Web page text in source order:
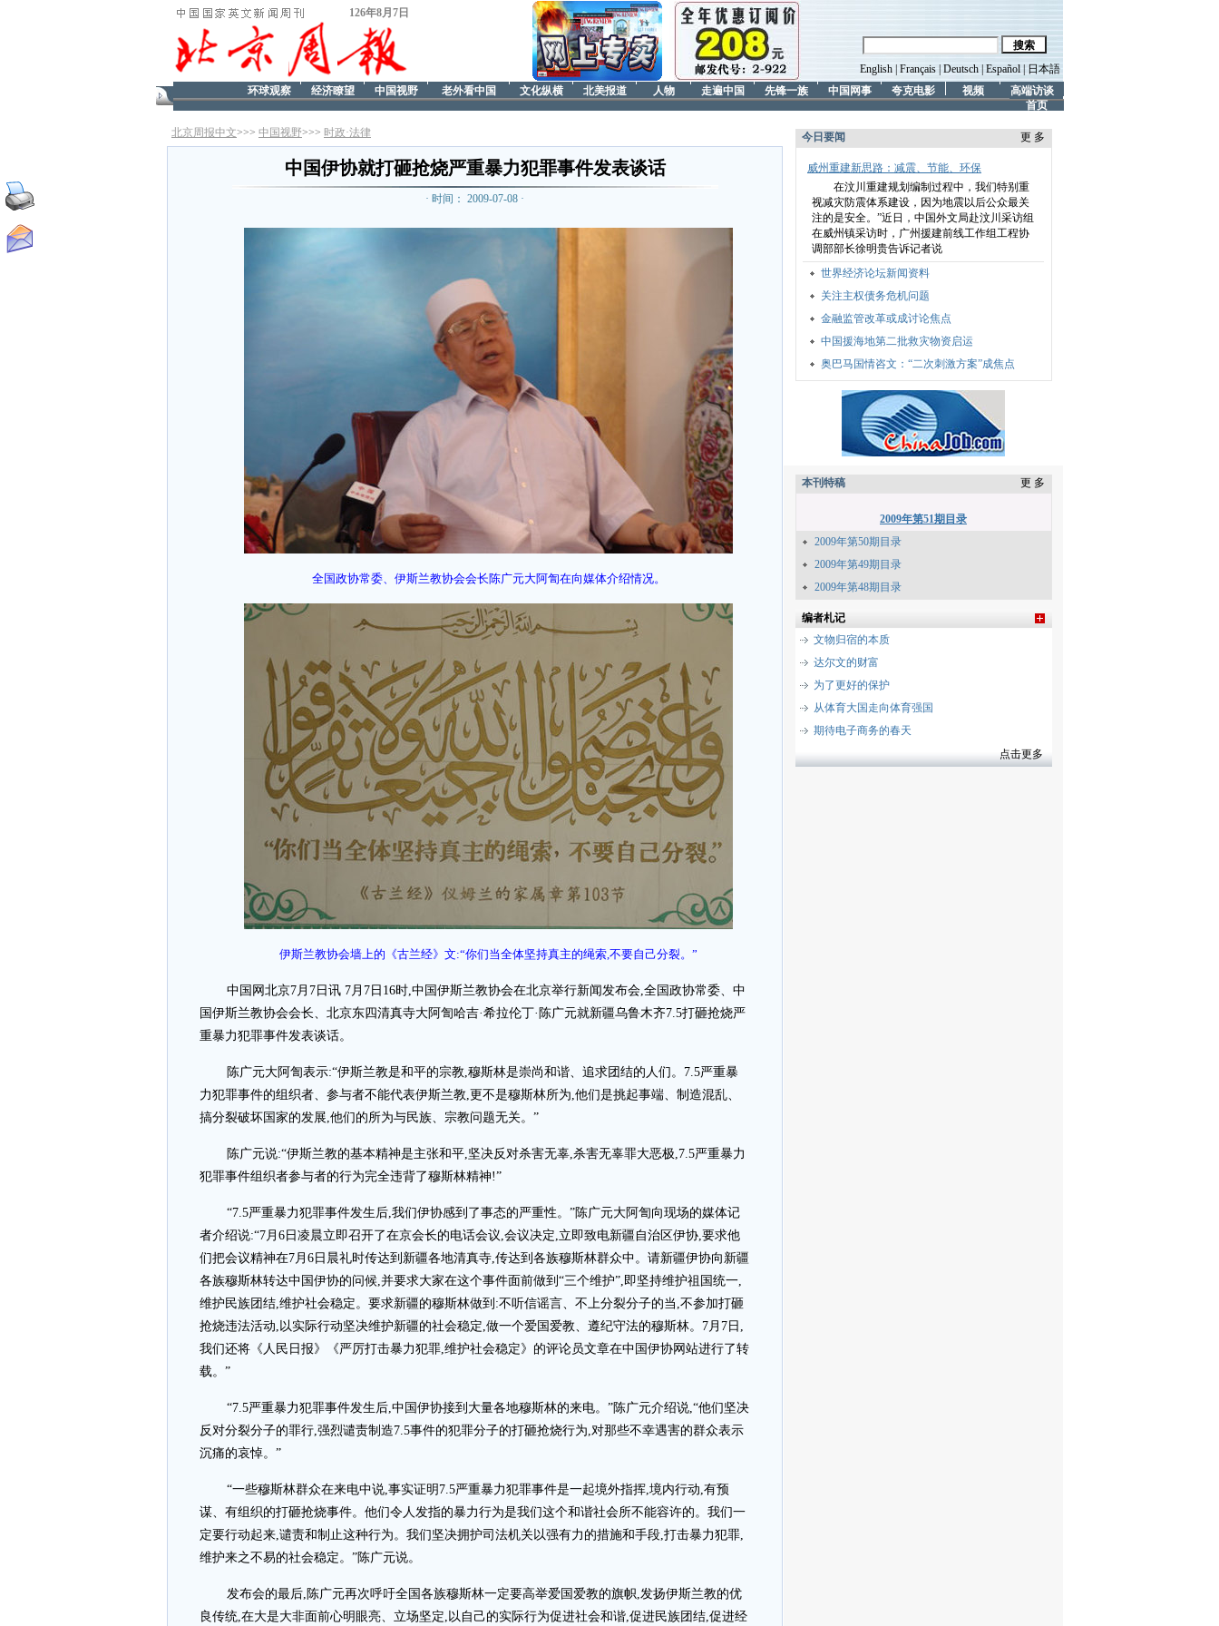
126年8月7日
English Français Deutsch Español
日本語
高端访谈
视频
夸克电影
中国网事
先锋一族
走遍中国
人物
北美报道
文化纵横
老外看中国
中国视野
经济瞭望
环球观察
首页
北京周报中文>>> 中国视野>>> 时政·法律
中国伊协就打砸抢烧严重暴力犯罪事件发表谈话
· 时间： 2009-07-08 ·
全国政协常委、伊斯兰教协会会长陈广元大阿訇在向媒体介绍情况。
伊斯兰教协会墙上的《古兰经》文:“你们当全体坚持真主的绳索,不要自己分裂。”
中国网北京7月7日讯 7月7日16时,中国伊斯兰教协会在北京举行新闻发布会,全国政协常委、中
国伊斯兰教协会会长、北京东四清真寺大阿訇哈吉·希拉伦丁·陈广元就新疆乌鲁木齐7.5打砸抢烧严
重暴力犯罪事件发表谈话。
陈广元大阿訇表示:“伊斯兰教是和平的宗教,穆斯林是崇尚和谐、追求团结的人们。7.5严重暴
力犯罪事件的组织者、参与者不能代表伊斯兰教,更不是穆斯林所为,他们是挑起事端、制造混乱、
搞分裂破坏国家的发展,他们的所为与民族、宗教问题无关。”
陈广元说:“伊斯兰教的基本精神是主张和平,坚决反对杀害无辜,杀害无辜罪大恶极,7.5严重暴力
犯罪事件组织者参与者的行为完全违背了穆斯林精神!”
“7.5严重暴力犯罪事件发生后,我们伊协感到了事态的严重性。”陈广元大阿訇向现场的媒体记
者介绍说:“7月6日凌晨立即召开了在京会长的电话会议,会议决定,立即致电新疆自治区伊协,要求他
们把会议精神在7月6日晨礼时传达到新疆各地清真寺,传达到各族穆斯林群众中。请新疆伊协向新疆
各族穆斯林转达中国伊协的问候,并要求大家在这个事件面前做到“三个维护”,即坚持维护祖国统一,
维护民族团结,维护社会稳定。要求新疆的穆斯林做到:不听信谣言、不上分裂分子的当,不参加打砸
抢烧违法活动,以实际行动坚决维护新疆的社会稳定,做一个爱国爱教、遵纪守法的穆斯林。7月7日,
我们还将《人民日报》《严厉打击暴力犯罪,维护社会稳定》的评论员文章在中国伊协网站进行了转
载。”
“7.5严重暴力犯罪事件发生后,中国伊协接到大量各地穆斯林的来电。”陈广元介绍说,“他们坚决
反对分裂分子的罪行,强烈谴责制造7.5事件的犯罪分子的打砸抢烧行为,对那些不幸遇害的群众表示
沉痛的哀悼。”
“一些穆斯林群众在来电中说,事实证明7.5严重暴力犯罪事件是一起境外指挥,境内行动,有预
谋、有组织的打砸抢烧事件。他们令人发指的暴力行为是我们这个和谐社会所不能容许的。我们一
定要行动起来,谴责和制止这种行为。我们坚决拥护司法机关以强有力的措施和手段,打击暴力犯罪,
维护来之不易的社会稳定。”陈广元说。
发布会的最后,陈广元再次呼吁全国各族穆斯林一定要高举爱国爱教的旗帜,发扬伊斯兰教的优
良传统,在大是大非面前心明眼亮、立场坚定,以自己的实际行为促进社会和谐,促进民族团结,促进经
今日要闻 更 多
威州重建新思路：减震、节能、环保
在汶川重建规划编制过程中，我们特别重
视减灾防震体系建设，因为地震以后公众最关
注的是安全。”近日，中国外文局赴汶川采访组
在威州镇采访时，广州援建前线工作组工程协
调部部长徐明贵告诉记者说
世界经济论坛新闻资料
关注主权债务危机问题
金融监管改革或成讨论焦点
中国援海地第二批救灾物资启运
奥巴马国情咨文：“二次刺激方案”成焦点
本刊特稿 更 多
2009年第51期目录
2009年第50期目录
2009年第49期目录
2009年第48期目录
编者札记
文物归宿的本质
达尔文的财富
为了更好的保护
从体育大国走向体育强国
期待电子商务的春天
点击更多